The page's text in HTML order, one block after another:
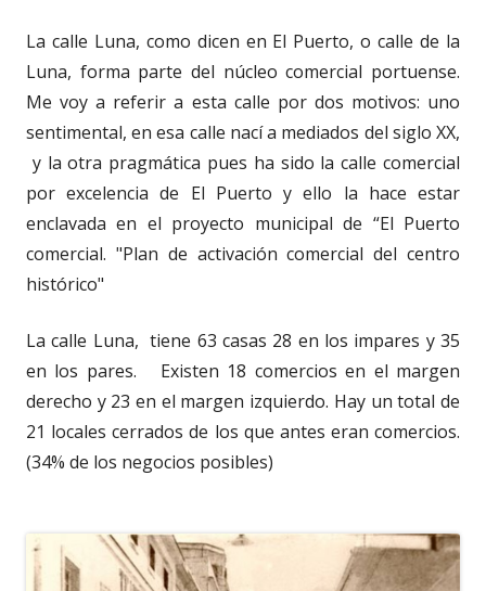
La calle Luna, como dicen en El Puerto, o calle de la
Luna, forma parte del núcleo comercial portuense.
Me voy a referir a esta calle por dos motivos: uno
sentimental, en esa calle nací a mediados del siglo XX,
y la otra pragmática pues ha sido la calle comercial
por excelencia de El Puerto y ello la hace estar
enclavada en el proyecto municipal de “El Puerto
comercial. "Plan de activación comercial del centro
histórico"
La calle Luna, tiene 63 casas 28 en los impares y 35
en los pares. Existen 18 comercios en el margen
derecho y 23 en el margen izquierdo. Hay un total de
21 locales cerrados de los que antes eran comercios.
(34% de los negocios posibles)